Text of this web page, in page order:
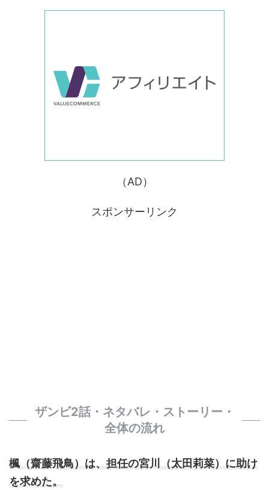
（AD）
スポンサーリンク
ザンビ2話・ネタバレ・ストーリー・
全体の流れ
楓（齋藤飛鳥）は、担任の宮川（太田莉菜）に助け
を求めた。